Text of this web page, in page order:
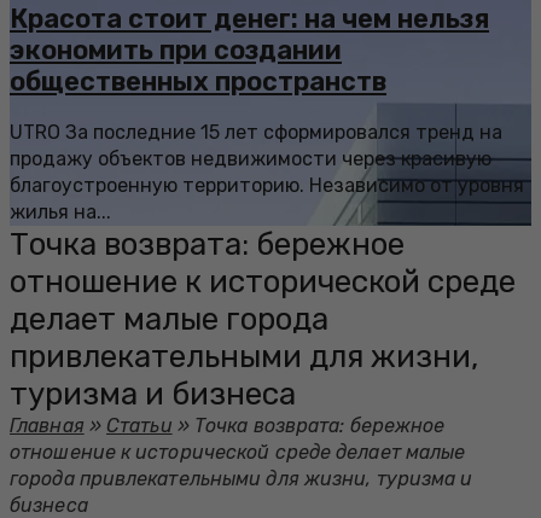
Красота стоит денег: на чем нельзя
экономить при создании
общественных пространств
UTRO За последние 15 лет сформировался тренд на
продажу объектов недвижимости через красивую
благоустроенную территорию. Независимо от уровня
жилья на...
Точка возврата: бережное
отношение к исторической среде
делает малые города
привлекательными для жизни,
туризма и бизнеса
Главная » Статьи » Точка возврата: бережное
отношение к исторической среде делает малые
города привлекательными для жизни, туризма и
бизнеса